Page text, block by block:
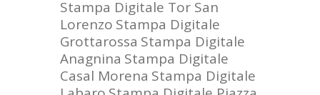
Stampa Digitale Tor San
Lorenzo Stampa Digitale
Grottarossa Stampa Digitale
Anagnina Stampa Digitale
Casal Morena Stampa Digitale